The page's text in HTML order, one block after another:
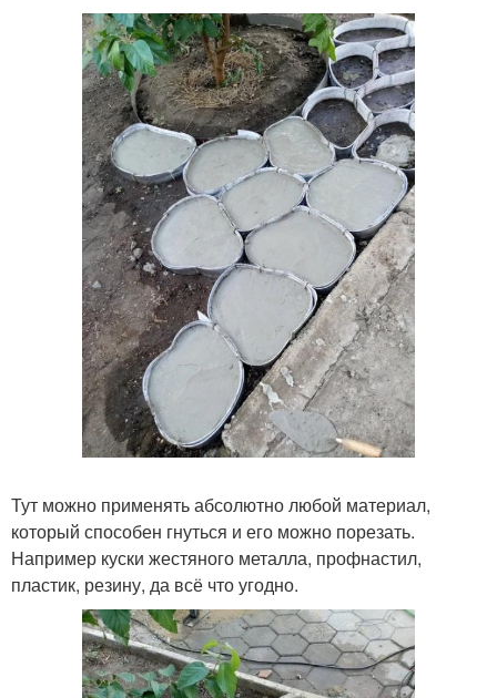
Тут можно применять абсолютно любой материал,
который способен гнуться и его можно порезать.
Например куски жестяного металла, профнастил,
пластик, резину, да всё что угодно.